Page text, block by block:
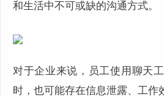
和生活中不可或缺的沟通方式。
对于企业来说，员工使用聊天
时，也可能存在信息泄露、工作